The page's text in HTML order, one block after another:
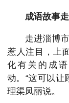
成语故事
走进淄博
惹人注目，上
化有关的成
动。“这可以让
理渠凤丽说。